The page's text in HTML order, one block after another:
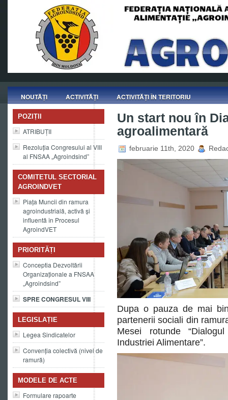
NOUTĂȚI ACTIVITĂȚI ACTIVITĂȚI ÎN TERITORIU
POZIȚII
ATRIBUȚII
Rezoluția Congresului al VIII
al FNSAA „Agroindsind”
COMITETUL SECTORIAL
AGROINDVET
Piața Muncii din ramura
agroindustrială, activă și
influentă în Procesul
AgroindVET
PRIORITĂȚI
Conceptia Dezvoltării
Organizaționale a FNSAA
„Agroindsind”
SPRE CONGRESUL VIII
LEGISLAȚIE
Legea Sindicatelor
Convenția colectivă (nivel de
ramură)
MODELE DE ACTE
Formulare rapoarte
Un start nou în
agroalimentară
februarie 11th, 2020
Dupa o pauza de mai
partenerii sociali din
Mesei rotunde
Industriei Alimentare”.